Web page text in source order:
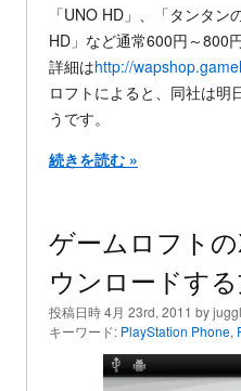
「UNO HD」、「タンタ
HD」など通常600円～800
詳細はhttp://
ロフトによると、同社は明
うです。
続きを読む »
ゲームロフト
ウンロードす
投稿日時 4月 23rd, 2011 by
キーワード: PlayStation Phone,